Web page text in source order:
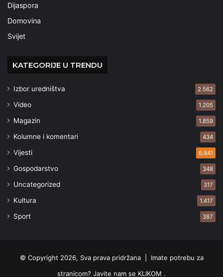
Dijaspora
Domovina
Svijet
KATEGORIJE U TRENDU
Izbor uredništva 2.562
Video 1.205
Magazin 1.859
Kolumne i komentari 434
Vijesti 6.841
Gospodarstvo 348
Uncategorized 317
Kultura 1.417
Sport 387
© Copyright 2026, Sva prava pridržana | Imate potrebu za
stranicom? Javite nam se KLIKOM .